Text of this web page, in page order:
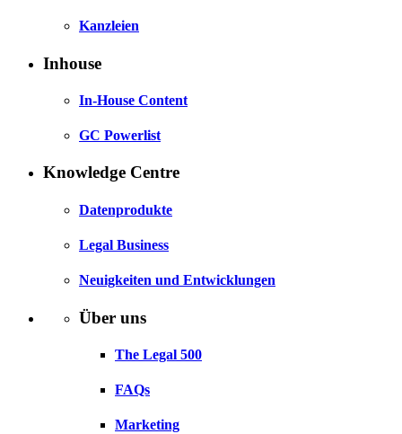
Kanzleien
Inhouse
In-House Content
GC Powerlist
Knowledge Centre
Datenprodukte
Legal Business
Neuigkeiten und Entwicklungen
Über uns
The Legal 500
FAQs
Marketing